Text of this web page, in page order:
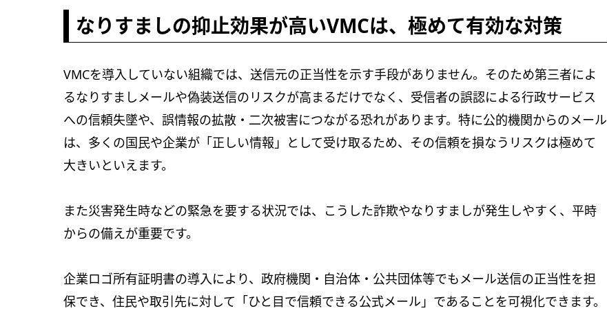
なりすましの抑止効果が高いVMCは、極めて有効な対策
VMCを導入していない組織では、送信元の正当性を示す手段がありません。そのため第三者によ
るなりすましメールや偽装送信のリスクが高まるだけでなく、受信者の誤認による行政サービス
への信頼失墜や、誤情報の拡散・二次被害につながる恐れがあります。特に公的機関からのメール
は、多くの国民や企業が「正しい情報」として受け取るため、その信頼を損なうリスクは極めて
大きいといえます。
また災害発生時などの緊急を要する状況では、こうした詐欺やなりすましが発生しやすく、平時
からの備えが重要です。
企業ロゴ所有証明書の導入により、政府機関・自治体・公共団体等でもメール送信の正当性を担
保でき、住民や取引先に対して「ひと目で信頼できる公式メール」であることを可視化できます。